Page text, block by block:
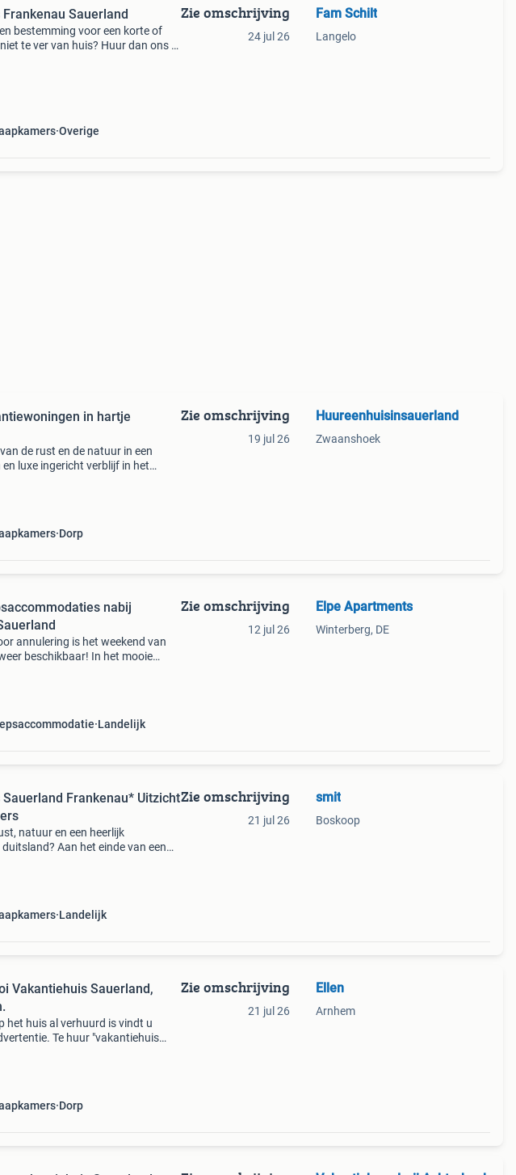
Sauerland
bestemming voor een korte of
te ver van huis? Huur dan ons 6-
Overige
Zie omschrijving
24 jul 26
Fam Schilt
Langelo
in hartje
de rust en de natuur in een
luxe ingericht verblijf in het
Dorp
Zie omschrijving
19 jul 26
Huureenhuisinsauerland
Zwaanshoek
nabij
annulering is het weekend van
beschikbaar! In het mooie
Landelijk
Zie omschrijving
12 jul 26
Elpe Apartments
Winterberg, DE
Frankenau* Uitzicht
natuur en een heerlijk
Aan het einde van een
Landelijk
Zie omschrijving
21 jul 26
smit
Boskoop
Vakantiehuis Sauerland,
het huis al verhuurd is vindt u
Te huur "vakantiehuis
Dorp
Zie omschrijving
21 jul 26
Ellen
Arnhem